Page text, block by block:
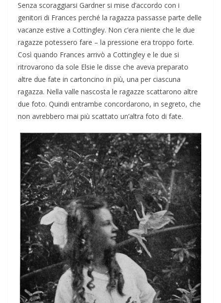
Senza scoraggiarsi Gardner si mise d’accordo con i
genitori di Frances perché la ragazza passasse parte delle
vacanze estive a Cottingley. Non c’era niente che le due
ragazze potessero fare – la pressione era troppo forte.
Così quando Frances arrivò a Cottingley e le due si
ritrovarono da sole Elsie le disse che aveva preparato
altre due fate in cartoncino in più, una per ciascuna
ragazza. Nella valle nascosta le ragazze scattarono altre
due foto. Quindi entrambe concordarono, in segreto, che
non avrebbero mai più scattato un’altra foto di fate.